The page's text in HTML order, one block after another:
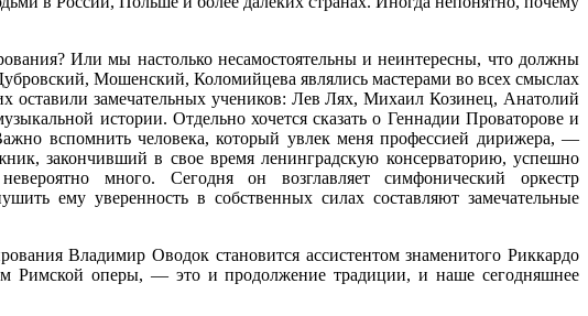
Или мы настолько несамостоятельны и неинтересны, что должны
Мошенский, Коломийцева являлись мастерами во всех смыслах
оставили замечательных учеников: Лев Лях, Михаил Козинец, Анатолий
истории. Отдельно хочется сказать о Геннадии Проваторове и
вспомнить человека, который увлек меня профессией дирижера, —
закончивший в свое время ленинградскую консерваторию, успешно
много. Сегодня он возглавляет симфонический оркестр
ему уверенность в собственных силах составляют замечательные
Владимир Оводок становится ассистентом знаменитого Риккардо
Римской оперы, — это и продолжение традиции, и наше сегодняшнее